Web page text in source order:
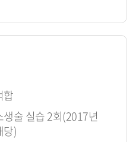
합
술 실습 2회(2017년
당)